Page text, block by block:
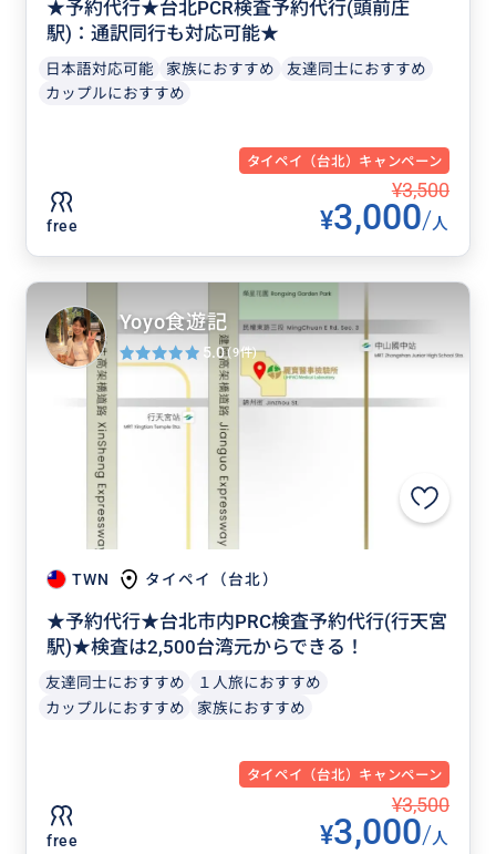
★予約代行★台北PCR検査予約代行(頭前庄
駅)：通訳同行も対応可能★
日本語対応可能 家族におすすめ
友達同士におすすめ
カップルにおすすめ
タイペイ（台北）キャンペーン
free
¥3,500
¥3,000/人
TWN タイペイ（台北）
★予約代行★台北市内PRC検査予約代行(行天宮
駅)★検査は2,500台湾元からできる！
友達同士におすすめ
１人旅におすすめ
カップルにおすすめ
家族におすすめ
タイペイ（台北）キャンペーン
free
¥3,500
¥3,000/人
Yoyo食遊記
5.0(9件)